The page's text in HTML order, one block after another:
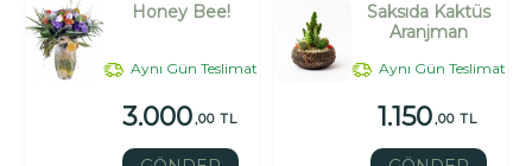
Honey Bee!
Aynı Gün Teslimat
3.000,00 TL
Saksıda Kaktüs
Aranjman
Aynı Gün Teslimat
1.150,00 TL